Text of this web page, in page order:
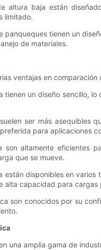
altura baja están
limitado.
panqueques tienen un
de materiales.
ventajas en
tienen un diseño sencillo,
ser más asequibles
para aplicaciones
son altamente eficientes
que se mueve.
están disponibles en
alta capacidad para
son conocidos por su
una amplia gama de